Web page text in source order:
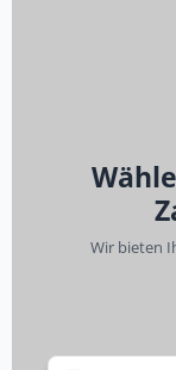
Wir bieten